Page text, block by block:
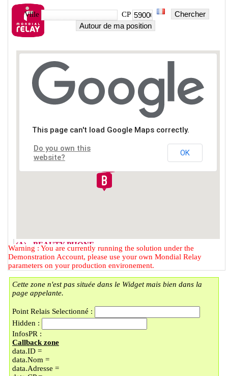
Ville CP
Chercher
Autour de ma position
This page can't load Google Maps correctly.
Do you own this
website?
OK
(A) - BEAUTY PHONE
2 RUE DU FAUBOURG DES
POSTES
59000 - LILLE
(B) - LOCKER BMOBILE
57 RUE DU FAUBOURG DES
59000 - LILLE
(C) - LOCKER LAVOMATIC
PLACE DOREZ/LI
9 PLACE BARTHELEMY DOREZ
59000 - LILLE
(D) - UNIQUE COIN
Warning : You are currently running the solution under the
Demonstration Account, please use your own Mondial Relay
parameters on your production environement.
Cette zone n'est pas située dans le Widget mais bien dans la
page appelante.
Point Relais Selectionné :
Hidden :
InfosPR :
Callback zone
data.ID =
data.Nom =
data.Adresse =